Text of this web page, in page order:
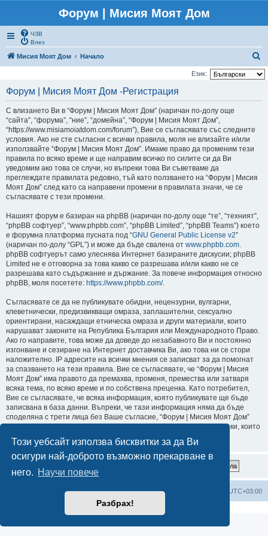
Този уебсайт използва бисквитки за да Ви
осигури най-доброто възможно прекарване в
него. Научи повече
Разбрах!
Форум | Мисия Моят Дом
ЧЗВ
Влез
Мисия Моят Дом Начало
ъ
Език:
Форум | Мисия Моят Дом -Регистрация
С влизането Ви в “Форум | Мисия Моят Дом” (наричан по-долу още
“сайта”, “форума”, “ние”, “домейна”, “Форум | Мисия Моят Дом”,
“https://www.misiamoiatdom.com/forum”), Вие се съгласявате със следните
условия. Ако не сте съгласни с всички правила, моля не влизайте и/или
използвайте “Форум | Мисия Моят Дом”. Имаме право да променим тези
правила по всяко време и ще направим всичко по силите си да Ви
уведомим ако това се случи, но въпреки това Ви съветваме да
преглеждате правилата редовно, тъй като ползването на “Форум | Мисия
Моят Дом” след като са направени промени в правилата значи, че се
съгласявате с тези промени.
Нашият форум е базиран на phpBB (наричан по-долу още “те”, “техният”,
“phpBB софтуер”, “www.phpbb.com”, “phpBB Limited”, “phpBB Teams”) което
е форумна платформа пусната под “GNU General Public License v2”
(наричан по-долу “GPL”) и може да бъде свалена от www.phpbb.com.
phpBB софтуерът само улеснява Интернет базираните дискусии; phpBB
Limited не е отговорна за това какво се разрешава и/или какво не се
разрешава като съдържание и държание. За повече информация относно
phpBB, моля посетете: https://www.phpbb.com/.
Съгласявате се да не публикувате обидни, нецензурни, вулгарни,
клеветнически, предизвикващи омраза, заплашителни, сексуално
ориентирани, насаждащи етническа омраза и други материали, които
нарушават законите на Република България или Международното Право.
Ако го направите, това може да доведе до незабавното Ви и постоянно
изгонване и сезиране на Интернет доставчика Ви, ако това ни се стори
наложително. IP адресите на всички мнения се записват за да помогнат
за спазването на тези правила. Вие се съгласявате, че “Форум | Мисия
Моят Дом” има правото да премахва, променя, премества или затваря
всяка тема, по всяко време и по собствена преценка. Като потребител,
Вие се съгласявате, че всяка информация, която публикувате ще бъде
записвана в база данни. Въпреки, че тази информация няма да бъде
споделяна с трети лица без Ваше съгласие, “Форум | Мисия Моят Дом”
или phpBB не могат да бъдат държани отговорни за хакерски атаки, които
могат да доведат до компрометиране на данните.
Мисия Моят Дом Начало Всички времена са според UTC+03:00